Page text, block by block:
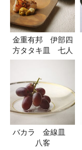
金重有邦 伊部四
方タタキ皿 七人
バカラ 金線皿
八客